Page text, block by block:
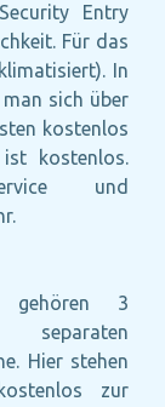
Entry
Für das
In
sich über
kostenlos
ist kostenlos.
und
gehören 3
separaten
Hier stehen
zur